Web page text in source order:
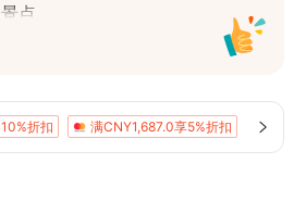
点
联合国教科文组织世界遗
群，这是印度尼西亚最大
10%折扣 满CNY1,687.0享5%折扣